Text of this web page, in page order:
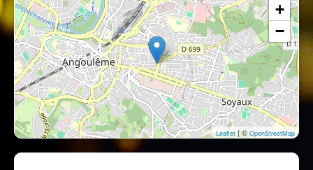
+
−
Leaflet| © OpenStreetMap